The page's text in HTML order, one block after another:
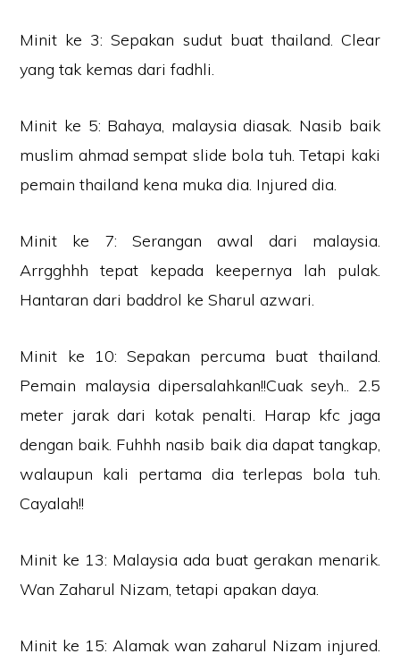
Minit ke 3: Sepakan sudut buat thailand. Clear
yang tak kemas dari fadhli.
Minit ke 5: Bahaya, malaysia diasak. Nasib baik
muslim ahmad sempat slide bola tuh. Tetapi kaki
pemain thailand kena muka dia. Injured dia.
Minit ke 7: Serangan awal dari malaysia.
Arrgghhh tepat kepada keepernya lah pulak.
Hantaran dari baddrol ke Sharul azwari.
Minit ke 10: Sepakan percuma buat thailand.
Pemain malaysia dipersalahkan!!Cuak seyh.. 2.5
meter jarak dari kotak penalti. Harap kfc jaga
dengan baik. Fuhhh nasib baik dia dapat tangkap,
walaupun kali pertama dia terlepas bola tuh.
Cayalah!!
Minit ke 13: Malaysia ada buat gerakan menarik.
Wan Zaharul Nizam, tetapi apakan daya.
Minit ke 15: Alamak wan zaharul Nizam injured.